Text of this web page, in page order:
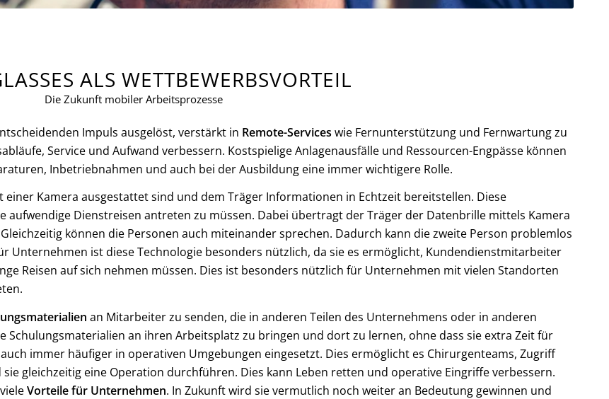
ALS WETTBEWERBSVORTEIL
Die Zukunft mobiler Arbeitsprozesse
Impuls ausgelöst, verstärkt in Remote-Services wie Fernunterstützung und Fernwartung zu
Service und Aufwand verbessern. Kostspielige Anlagenausfälle und Ressourcen-Engpässe können
Inbetriebnahmen und auch bei der Ausbildung eine immer wichtigere Rolle.
einer Kamera ausgestattet sind und dem Träger Informationen in Echtzeit bereitstellen. Diese
aufwendige Dienstreisen antreten zu müssen. Dabei übertragt der Träger der Datenbrille mittels Kamera
können die Personen auch miteinander sprechen. Dadurch kann die zweite Person problemlos
Unternehmen ist diese Technologie besonders nützlich, da sie es ermöglicht, Kundendienstmitarbeiter
Reisen auf sich nehmen müssen. Dies ist besonders nützlich für Unternehmen mit vielen Standorten
an Mitarbeiter zu senden, die in anderen Teilen des Unternehmens oder in anderen
an ihren Arbeitsplatz zu bringen und dort zu lernen, ohne dass sie extra Zeit für
immer häufiger in operativen Umgebungen eingesetzt. Dies ermöglicht es Chirurgenteams, Zugriff
gleichzeitig eine Operation durchführen. Dies kann Leben retten und operative Eingriffe verbessern.
Vorteile für Unternehmen. In Zukunft wird sie vermutlich noch weiter an Bedeutung gewinnen und